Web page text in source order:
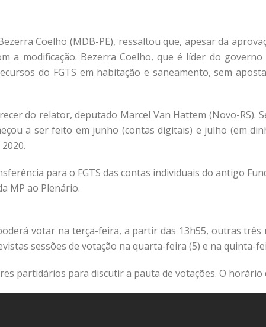
Coelho (MDB-PE), ressaltou que, apesar da
a modificação. Bezerra Coelho, que é líder do
do FGTS em habitação e saneamento, sem
do relator, deputado Marcel Van Hattem (Novo-RS).
a ser feito em junho (contas digitais) e julho (em
para o FGTS das contas individuais do antigo
MP ao Plenário.
votar na terça-feira, a partir das 13h55, outras
sessões de votação na quarta-feira (5) e na quinta-
partidários para discutir a pauta de votações. O